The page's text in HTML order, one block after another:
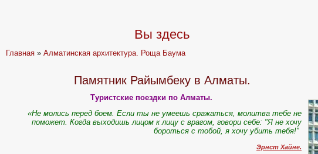
Вы здесь
Главная »Алматинская архитектура. Роща Баума
Памятник Райымбеку в Алматы.
Туристские поездки по Алматы.
«Не молись перед боем. Если ты не умеешь сражаться, молитва тебе не
поможет. Когда выходишь лицом к лицу с врагом, говори себе: "Я не хочу
бороться с тобой, я хочу убить тебя!"
Эрнст Хайне.